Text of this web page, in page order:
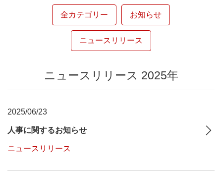
全カテゴリー お知らせ
ニュースリリース
ニュースリリース 2025年
2025/06/23
人事に関するお知らせ
ニュースリリース